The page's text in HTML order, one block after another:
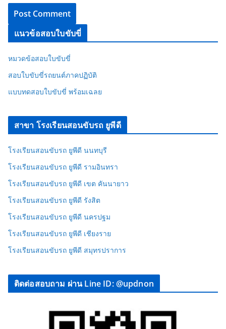
แนวข้อสอบใบขับขี่
หมวดข้อสอบใบขับขี่
สอบใบขับขี่รถยนต์ภาคปฏิบัติ
แบบทดสอบใบขับขี่ พร้อมเฉลย
สาขา โรงเรียนสอนขับรถ ยูพีดี
โรงเรียนสอนขับรถ ยูพีดี นนทบุรี
โรงเรียนสอนขับรถ ยูพีดี รามอินทรา
โรงเรียนสอนขับรถ ยูพีดี เขต คันนายาว
โรงเรียนสอนขับรถ ยูพีดี รังสิต
โรงเรียนสอนขับรถ ยูพีดี นครปฐม
โรงเรียนสอนขับรถ ยูพีดี เชียงราย
โรงเรียนสอนขับรถ ยูพีดี สมุทรปราการ
ติดต่อสอบถาม ผ่าน Line ID: @updnon